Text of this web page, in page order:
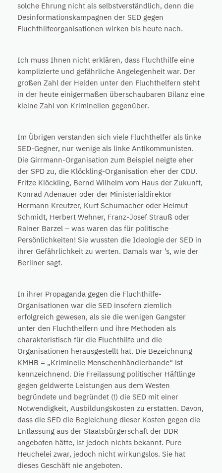
solche Ehrung nicht als selbstverständlich, denn die
Desinformationskampagnen der SED gegen
Fluchthilfeorganisationen wirken bis heute nach.
Ich muss Ihnen nicht erklären, dass Fluchthilfe eine
komplizierte und gefährliche Angelegenheit war. Der
großen Zahl der Helden unter den Fluchthelfern steht
in der heute einigermaßen überschaubaren Bilanz eine
kleine Zahl von Kriminellen gegenüber.
Im Übrigen verstanden sich viele Fluchthelfer als linke
SED-Gegner, nur wenige als linke Antikommunisten.
Die Girrmann-Organisation zum Beispiel neigte eher
der SPD zu, die Klöckling-Organisation eher der CDU.
Fritze Klöckling, Bernd Wilhelm vom Haus der Zukunft,
Konrad Adenauer oder der Ministerialdirektor
Hermann Kreutzer, Kurt Schumacher oder Helmut
Schmidt, Herbert Wehner, Franz-Josef Strauß oder
Rainer Barzel – was waren das für politische
Persönlichkeiten! Sie wussten die Ideologie der SED in
ihrer Gefährlichkeit zu werten. Damals war ’s, wie der
Berliner sagt.
In ihrer Propaganda gegen die Fluchthilfe-
Organisationen war die SED insofern ziemlich
erfolgreich gewesen, als sie die wenigen Gangster
unter den Fluchthelfern und ihre Methoden als
charakteristisch für die Fluchthilfe und die
Organisationen herausgestellt hat. Die Bezeichnung
KMHB = „Kriminelle Menschenhändlerbande“ ist
kennzeichnend. Die Freilassung politischer Häftlinge
gegen geldwerte Leistungen aus dem Westen
begründete und begründet (!) die SED mit einer
Notwendigkeit, Ausbildungskosten zu erstatten. Davon,
dass die SED die Begleichung dieser Kosten gegen die
Entlassung aus der Staatsbürgerschaft der DDR
angeboten hätte, ist jedoch nichts bekannt. Pure
Heuchelei zwar, jedoch nicht wirkungslos. Sie hat
dieses Geschäft nie angeboten.